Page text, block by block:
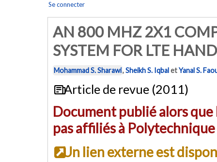
Se connecter
AN 800 MHZ 2X1
SYSTEM FOR LTE
Mohammad S. Sharawi,Sheikh S. IqbaletYanal S.
Article de revue (2011)
Document publié alors
pas affiliés à
Un lien externe est